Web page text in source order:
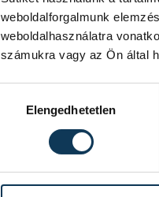
weboldalforgalmunk
weboldalhasználatra
számukra vagy az Ön által
Elengedhetetlen